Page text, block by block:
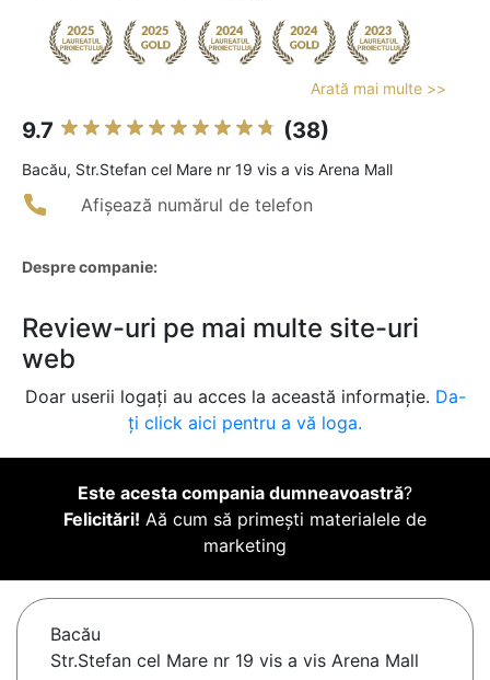
Arată mai multe >>
9.7 (38)
Bacău, Str.Stefan cel Mare nr 19 vis a vis Arena Mall
Afișează numărul de telefon
Despre companie:
Review-uri pe mai multe site-uri
web
Doar userii logați au acces la această informație. Da-
ți click aici pentru a vă loga.
Este acesta compania dumneavoastră?
Felicitări! Aă cum să primești materialele de
marketing
Bacău
Str.Stefan cel Mare nr 19 vis a vis Arena Mall